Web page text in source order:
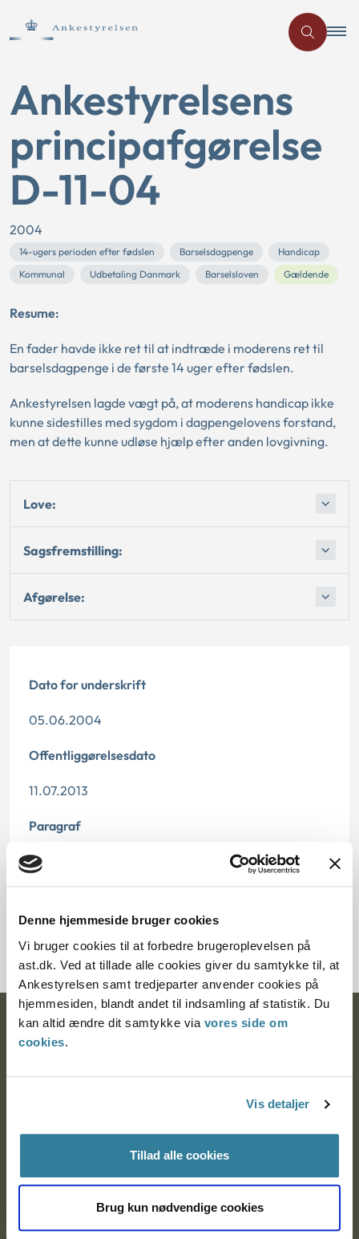
Denne hjemmeside bruger cookies
Vi bruger cookies til at forbedre brugeroplevelsen på
ast.dk. Ved at tillade alle cookies giver du samtykke til, at
Ankestyrelsen samt tredjeparter anvender cookies på
hjemmesiden, blandt andet til indsamling af statistik. Du
kan altid ændre dit samtykke via vores side om
cookies.
Vis detaljer
Tillad alle cookies
Brug kun nødvendige cookies
Ankestyrelsens
principafgørelse
D-11-04
2004
14-ugers perioden efter fødslen Barselsdagpenge
Handicap
Kommunal
Udbetaling Danmark Barselsloven Gældende
Resume:
En fader havde ikke ret til at indtræde i moderens ret til
barselsdagpenge i de første 14 uger efter fødslen.
Ankestyrelsen lagde vægt på, at moderens handicap ikke
kunne sidestilles med sygdom i dagpengelovens forstand,
men at dette kunne udløse hjælp efter anden lovgivning.
Love:
Sagsfremstilling:
Afgørelse:
Dato for underskrift
05.06.2004
Offentliggørelsesdato
11.07.2013
Paragraf
§ 16 § 7 § 36
Ankestyrelsen
Ankestyrelsen Aalborg